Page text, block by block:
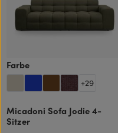
Farbeauswählen
+29
Micadoni Sofa Jodie 4-
Sitzer